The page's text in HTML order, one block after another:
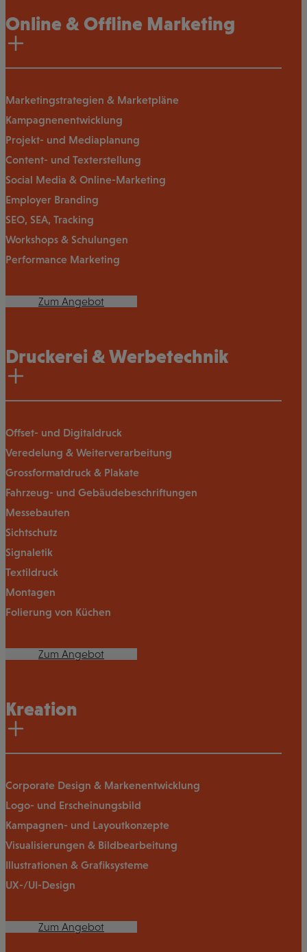
Online & Offline Marketing
Marketingstrategien & Marketpläne
Kampagnenentwicklung
Projekt- und Mediaplanung
Content- und Texterstellung
Social Media & Online-Marketing
Employer Branding
SEO, SEA, Tracking
Workshops & Schulungen
Performance Marketing
Zum Angebot
Druckerei & Werbetechnik
Offset- und Digitaldruck
Veredelung & Weiterverarbeitung
Grossformatdruck & Plakate
Fahrzeug- und Gebäudebeschriftungen
Messebauten
Sichtschutz
Signaletik
Textildruck
Montagen
Folierung von Küchen
Zum Angebot
Kreation
Corporate Design & Markenentwicklung
Logo- und Erscheinungsbild
Kampagnen- und Layoutkonzepte
Visualisierungen & Bildbearbeitung
Illustrationen & Grafiksysteme
UX-/UI-Design
Zum Angebot